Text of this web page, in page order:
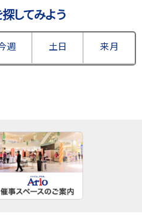
してみよう
週 土日 来月